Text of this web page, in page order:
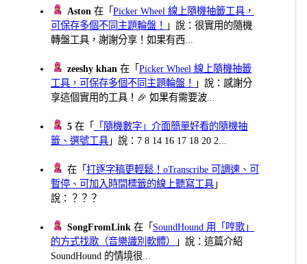
Aston 在「Picker Wheel 線上隨機抽籤工具，
可保存多個不同主題輪盤！
」說：很實用的隨機
轉盤工具，謝謝分享！如果有西...
zeeshy khan 在「Picker Wheel 線上隨機抽籤
工具，可保存多個不同主題輪盤！
」說：感謝分
享這個實用的工具！🎉 如果有需要波...
5 在「
「隨機數字」介面簡單好看的隨機抽
籤、選號工具 」說：7 8 14 16 17 18 20 2...
在「打逐字稿更輕鬆！oTranscribe 可調速、可
暫停、可加入時間標籤的線上聽寫工具 」
說：？？？
SongFromLink 在「 SoundHound 用「哼歌」
的方式找歌（音樂識別軟體）
」說：這篇介紹
SoundHound 的情境很...